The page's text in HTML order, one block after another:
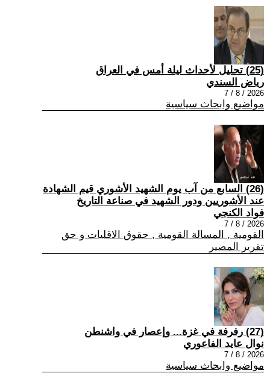
(25) تحليل لأحداث ليلة أمس في العراق
رياض السندي
2026 / 8 / 7
مواضيع وابحاث سياسية
(26) السابع من آب يوم الشهيد الأشوري قيم الشهادة
عند الأشوريين ودور الشهيد في صناعة التاريخ
فواد الكنجي
2026 / 8 / 7
القومية , المسالة القومية , حقوق الاقليات و حق
تقرير المصير
(27) رفرفة في غزة... وإعصار في واشنطن
نوال عايد الفاعوري
2026 / 8 / 7
مواضيع وابحاث سياسية